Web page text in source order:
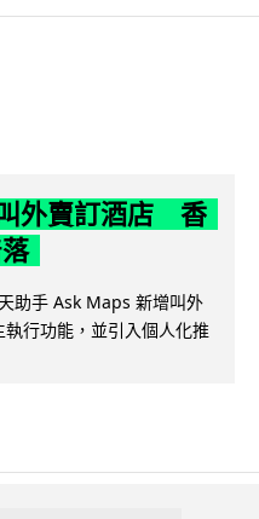
外賣訂酒店 香
助手 Ask Maps 新增叫外
行功能，並引入個人化推